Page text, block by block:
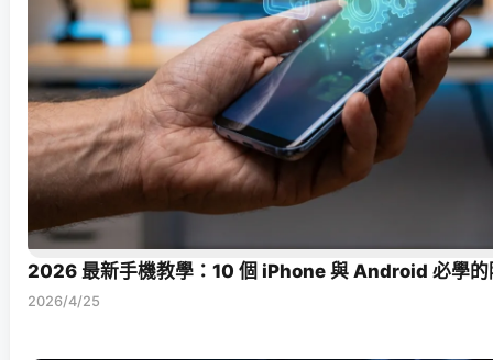
2026 最新手機教學：10 個 iPhone 與 Android 必學的
2026/4/25